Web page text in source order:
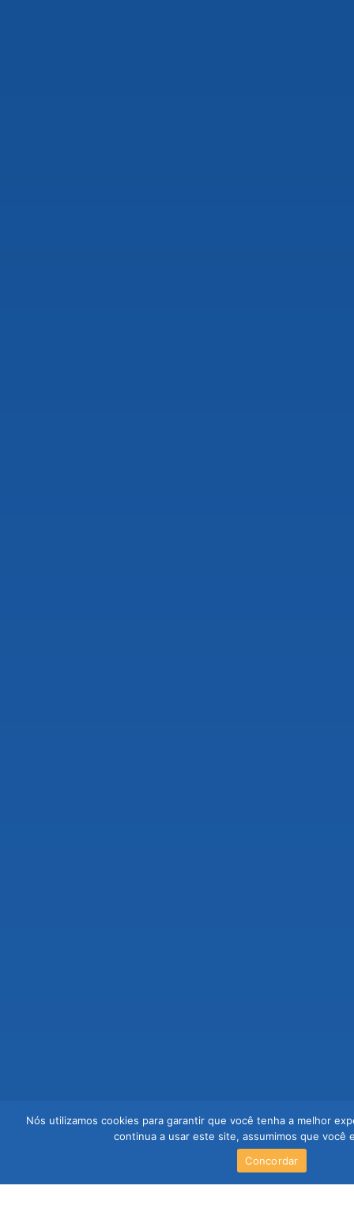
Nós utilizamos cookies para garantir que você tenha a melhor
continua a usar este site, assumimos que você
Concordar